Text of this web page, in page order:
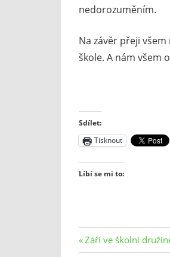
nedorozuměním.
Na závěr přeji
škole. A nám všem
Sdílet:
Tisknout
Líbí se mi to:
Navigace
Previous
Září ve školní